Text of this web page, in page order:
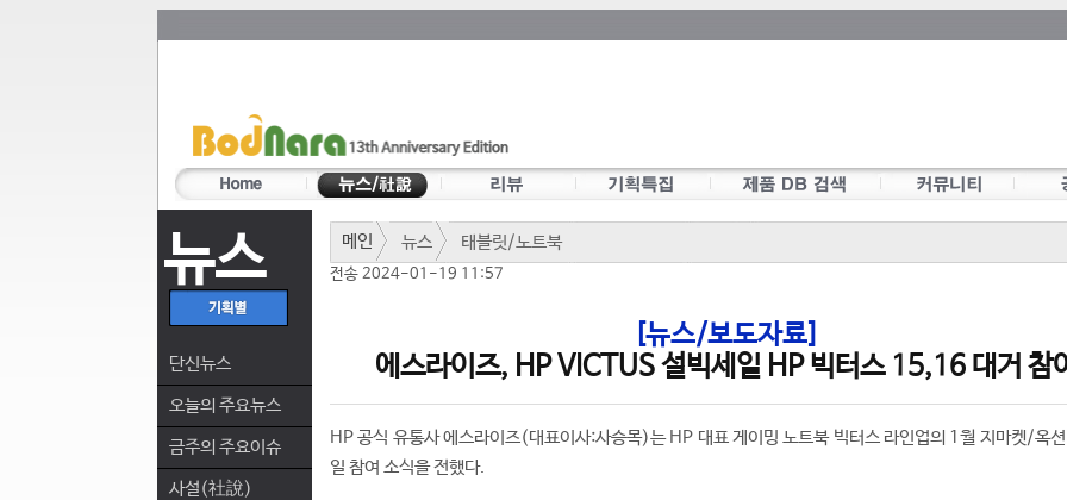
뉴스
단신뉴스
오늘의 주요뉴스
금주의 주요이슈
사설(社說)
메인 뉴스 태블릿/노트북
전송 2024-01-19 11:57
[뉴스/보도자료]
에스라이즈, HP VICTUS 설빅세일 HP 빅터스 15,16 대거 참
HP 공식 유통사 에스라이즈(대표이사:사승목)는 HP 대표 게이밍 노트북 빅터스 라인업의 1월 지마켓/옥
일 참여 소식을 전했다.